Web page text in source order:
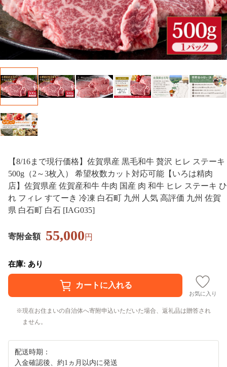
【8/16まで現行価格】佐賀県産 黒毛和牛 贅沢 ヒレ ステーキ
500g（2～3枚入） 希望枚数カット対応可能【いろは精肉
店】佐賀県産 佐賀産和牛 牛肉 国産 肉 和牛 ヒレ ステーキ ひ
れ フィレ すてーき 冷凍 白石町 九州 人気 高評価 九州 佐賀
県 白石町 白石 [IAG035]
寄附金額 55,000円
在庫: あり
お気に入り
現在お住まいの自治体へ寄附申込いただいた場合、返礼品は贈答され
ません。
配送時期：
入金確認後、約1ヵ月以内に発送